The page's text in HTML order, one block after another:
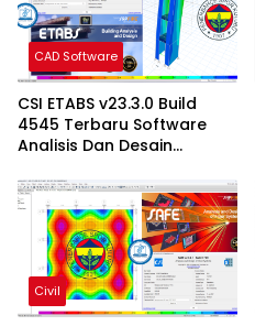
CAD Software
CSI ETABS v23.3.0 Build
4545 Terbaru Software
Analisis Dan Desain
Profesional
Civil